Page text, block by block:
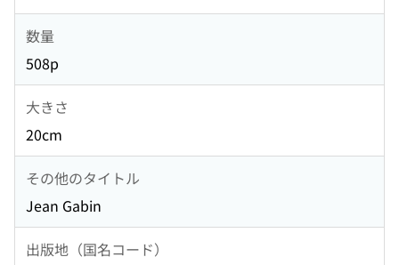
数量
508p
大きさ
20cm
その他のタイトル
Jean Gabin
出版地（国名コード）